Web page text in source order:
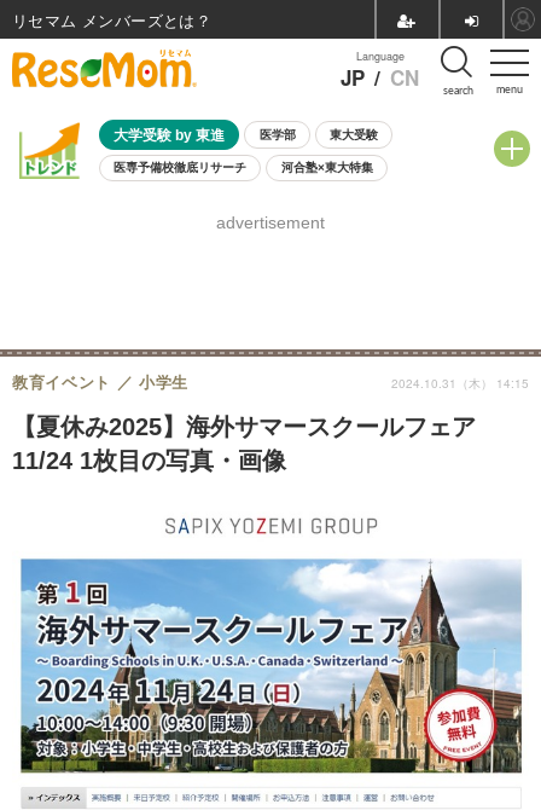
menu
Language
JP / CN search
大学受験 by 東進 医学部 東大受験
医専予備校徹底リサーチ 河合塾×東大特集
8月開催学校説明会・相談会
advertisement
【夏休み2025】海外サマースクールフェア
11/24 1枚目の写真・画像
教育イベント 小学生 2024.10.31（木） 14:15
リセマム メンバーズ